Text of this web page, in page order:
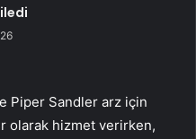
Piper Sandler arz için
olarak hizmet verirken,